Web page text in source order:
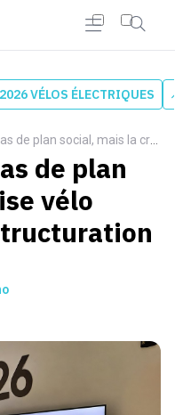
VÉLOS ÉLECTRIQUES
la crise vélo pousse à une restructuration interne
de plan
vélo